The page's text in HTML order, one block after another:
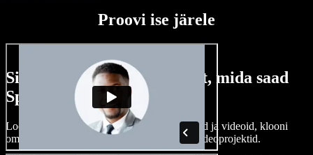
Proovi ise järele
Siin on vaid väike osa sellest, mida saad
Speechify Studioga teha.
Loo voice-over’eid, kasuta tasuta pilte, helisid ja videoid, klooni
oma häält ja pane kokku terviklikud audio-videoprojektid.